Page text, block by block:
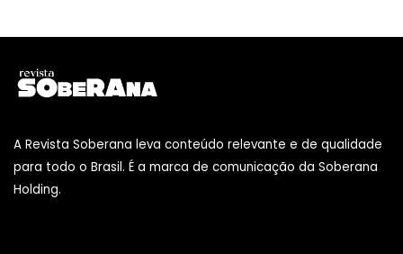
A Revista Soberana leva conteúdo relevante e de qualidade
para todo o Brasil. É a marca de comunicação da Soberana
Holding.